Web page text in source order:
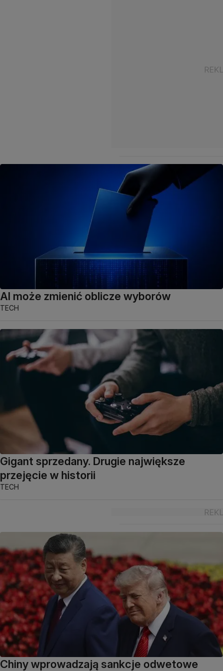
AI może zmienić oblicze wyborów
TECH
Gigant sprzedany. Drugie największe
przejęcie w historii
TECH
Chiny wprowadzają sankcje odwetowe